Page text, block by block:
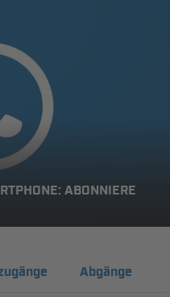
ABONNIERE
Abgänge